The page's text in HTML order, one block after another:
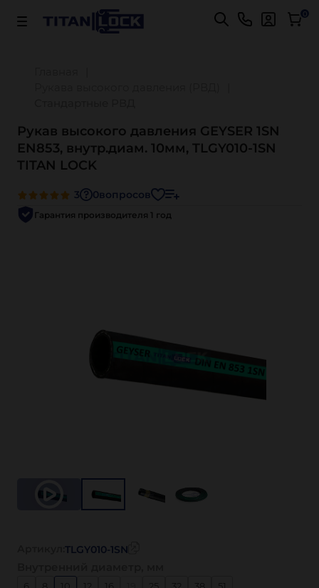
Важно! Для оплаты заказов Подробнее 0
Рукав высокого давления GEYSER 1SN
EN853, внутр.диам. 10мм, TLGY010-1SN
TITAN LOCK
3 0вопросов
Гарантия производителя 1 год
TLGY010-1SN